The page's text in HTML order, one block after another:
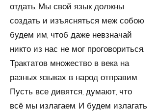
отдать. Мы свой язык должны
создать и изъясняться меж собою
будем им, чтоб даже невзначай
никто из нас не мог проговориться.
Трактатов множество в века на
разных языках в народ отправим.
Пусть все дивятся, думают, что
всё мы изла­гаем. И будем излагать